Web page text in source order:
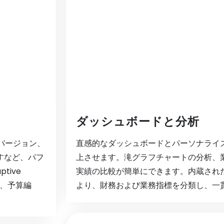
ジョン、
など、パフ
予算編
ダッシュボードと分析
直感的なダッシュボードとパーソナラ
上させます。滝グラフチャートの分析
実績の比較が簡単にできます。内蔵さ
より、財務および業務指標を分類し、